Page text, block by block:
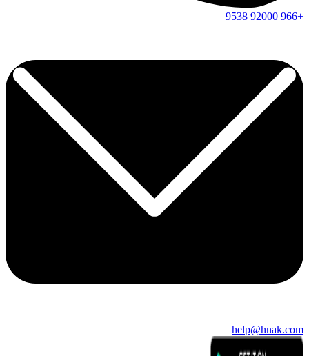
+966
92000
9538
help@hnak.com